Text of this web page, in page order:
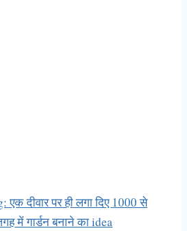
दीवार पर ही लगा दिए 1000 से
में गार्डन बनाने का idea